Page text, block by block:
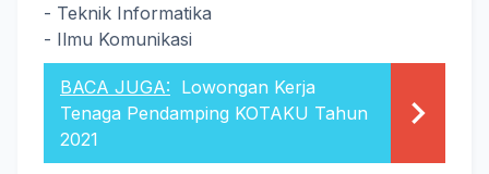
- Teknik Informatika
- Ilmu Komunikasi
BACA JUGA: Lowongan Kerja
Tenaga Pendamping KOTAKU Tahun
2021